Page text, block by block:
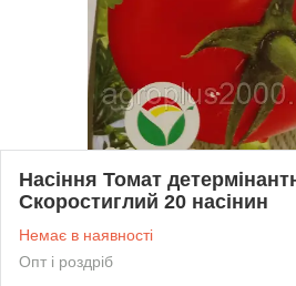
Насіння Томат
Скоростиглий 20 насінин
Немає в наявності
Опт і роздріб